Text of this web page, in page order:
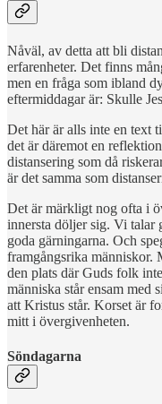
Nåväl, av detta att bli
erfarenheter. Det finns
men en fråga som ibland
eftermiddagar är: Skulle
Det här är alls inte en text
det är däremot en
distansering som då
är det samma som
Det är märkligt nog ofta i
innersta döljer sig. Vi talar
goda gärningarna. Och
framgångsrika människor.
den plats där Guds folk
människa står ensam med
att Kristus står. Korset är
mitt i övergivenheten.
Söndagarna